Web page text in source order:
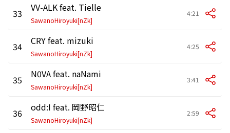
33 VV-ALK feat. Tielle
SawanoHiroyuki[nZk]
4:21
34 CRY feat. mizuki
SawanoHiroyuki[nZk]
4:25
35 N0VA feat. naNami
SawanoHiroyuki[nZk]
3:41
36 odd:I feat. 岡野昭仁
SawanoHiroyuki[nZk]
2:59